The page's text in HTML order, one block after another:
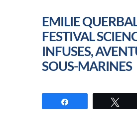
EMILIE
FESTIVAL
INFUSES,
SOUS-MARINES